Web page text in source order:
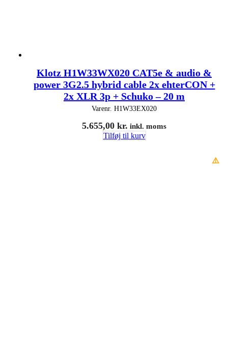
Klotz H1W33WX020 CAT5e & audio &
power 3G2.5 hybrid cable 2x ehterCON +
2x XLR 3p + Schuko – 20 m
Varenr. H1W33EX020
5.655,00 kr. inkl. moms
Tilføj til kurv
⚠️